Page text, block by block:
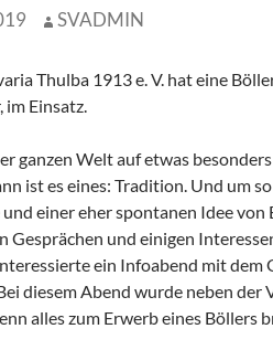
SVADMIN
Thulba 1913 e. V. hat eine
im Einsatz.
ganzen Welt auf etwas
ist es eines: Tradition. Und um
einer eher spontanen Idee
Gesprächen und einigen
ein Infoabend mit
diesem Abend wurde neben der
alles zum Erwerb eines Böllers